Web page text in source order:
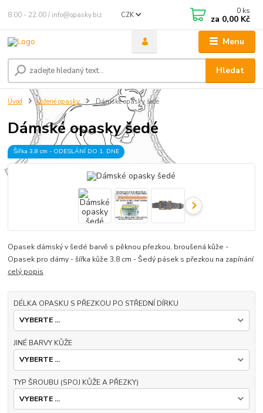
Menu
CZK
Hledat
8.00 - 22.00 / info@opasky.biz 0 ks
za 0,00 Kč
Úvod Kožené opasky Dámské opasky šedé
Dámské opasky šedé
Šířka 3,8 cm - ODESLÁNÍ DO 1. DNE
Opasek dámský v šedé barvě s pěknou přezkou, broušená kůže -
Opasek pro dámy - šířka kůže 3,8 cm - Šedý pásek s přezkou na zapínání
celý popis
DÉLKA OPASKU S PŘEZKOU PO STŘEDNÍ DÍRKU
JINÉ BARVY KŮŽE
TYP ŠROUBU (SPOJ KŮŽE A PŘEZKY)